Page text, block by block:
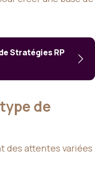
Stratégies RP
de
des attentes variées